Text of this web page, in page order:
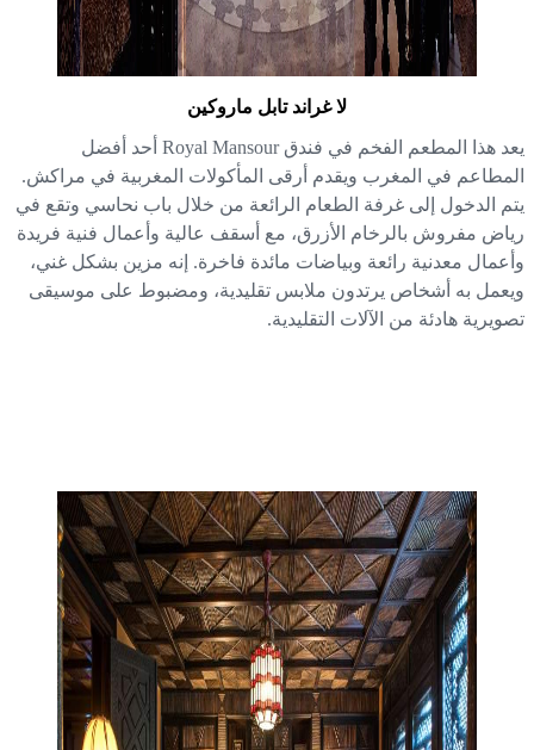
لا غراند تابل ماروكين
يعد هذا المطعم الفخم في فندق Royal Mansour أحد أفضل
في المغرب ويقدم أرقى المأكولات المغربية في مراكش.
الدخول إلى غرفة الطعام الرائعة من خلال باب نحاسي وتقع في
مفروش بالرخام الأزرق، مع أسقف عالية وأعمال فنية فريدة
معدنية رائعة وبياضات مائدة فاخرة. إنه مزين بشكل غني،
به أشخاص يرتدون ملابس تقليدية، ومضبوط على موسيقى
هادئة من الآلات التقليدية.